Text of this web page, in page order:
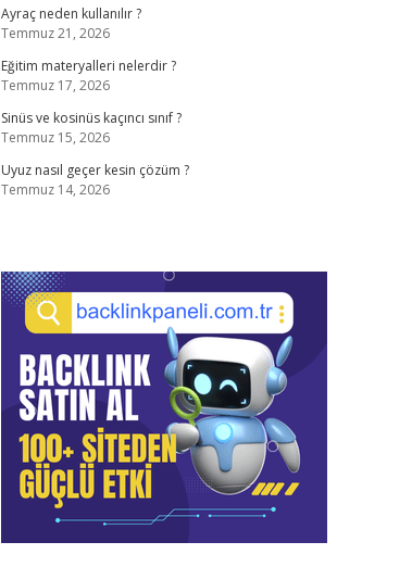
Ayraç neden kullanılır ?
Temmuz 21, 2026
Eğitim materyalleri nelerdir ?
Temmuz 17, 2026
Sinüs ve kosinüs kaçıncı sınıf ?
Temmuz 15, 2026
Uyuz nasıl geçer kesin çözüm ?
Temmuz 14, 2026